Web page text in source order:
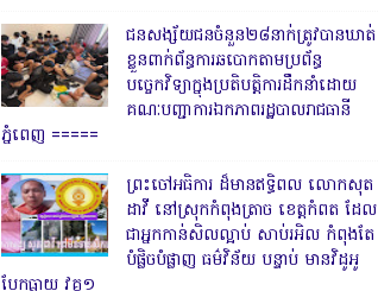
ជនសង្ស័យជនចំនួន២៨នាក់ត្រូវបានឃាត់
ខ្លួនពាក់ព័ន្ធការឆបោកតាមប្រព័ន្ធ
បច្ចេកវិទ្យាក្នុងប្រតិបត្តិការដឹកនាំដោយ
គណៈបញ្ជាការឯកភាពរដ្ឋបាលរាជធានី
ភ្នំពេញ ‎=====
ព្រះចៅអធិការ ដ៏មានឥទ្ធិពល លោកសុត
ដាវី នៅស្រុកកំពុងត្រាច ខេត្តកំពត ដែល
ជាអ្នកកាន់សិលល្អាប់ សាប់រអិល កំពុងតែ
បំផ្លិចបំផ្លាញ ធម៌វិន័យ បន្ទាប់ មានវិដូអូ
បែកធ្លាយ វគ្គ១